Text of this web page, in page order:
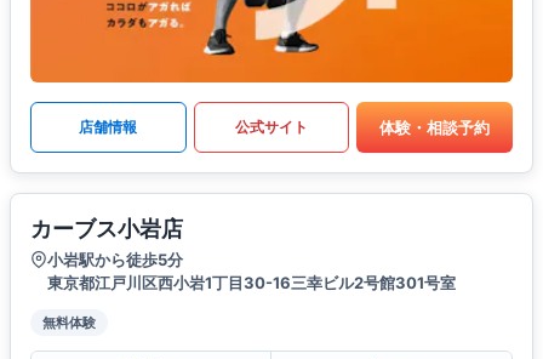
店舗情報 公式サイト 体験・相談予約
カーブス小岩店
小岩駅から徒歩5分
東京都江戸川区西小岩1丁目30-16三幸ビル2号館301号室
無料体験